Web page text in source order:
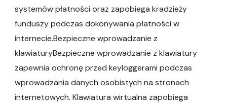
systemów płatności oraz zapobiega kradzieży
funduszy podczas dokonywania płatności w
internecie.Bezpieczne wprowadzanie z
klawiaturyBezpieczne wprowadzanie z klawiatury
zapewnia ochronę przed keyloggerami podczas
wprowadzania danych osobistych na stronach
internetowych. Klawiatura wirtualna zapobiega